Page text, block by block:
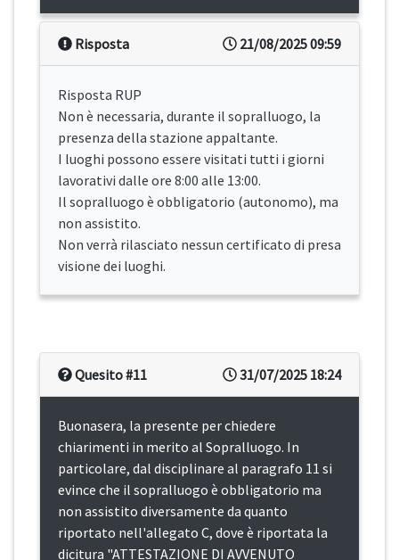
21/08/2025 09:59
Risposta
Risposta RUP
Non è necessaria, durante il sopralluogo, la
presenza della stazione appaltante.
I luoghi possono essere visitati tutti i giorni
lavorativi dalle ore 8:00 alle 13:00.
Il sopralluogo è obbligatorio (autonomo), ma
non assistito.
Non verrà rilasciato nessun certificato di presa
visione dei luoghi.
31/07/2025 18:24
Quesito #11
Buonasera, la presente per chiedere
chiarimenti in merito al Sopralluogo. In
particolare, dal disciplinare al paragrafo 11 si
evince che il sopralluogo è obbligatorio ma
non assistito diversamente da quanto
riportato nell'allegato C, dove è riportata la
dicitura "ATTESTAZIONE DI AVVENUTO